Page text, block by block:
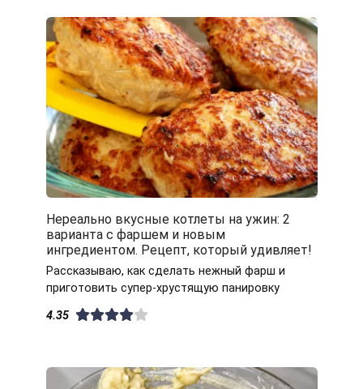
Нереально вкусные котлеты на ужин: 2
варианта с фаршем и новым
ингредиентом. Рецепт, который удивляет!
Рассказываю, как сделать нежный фарш и
приготовить супер-хрустящую панировку
4.35